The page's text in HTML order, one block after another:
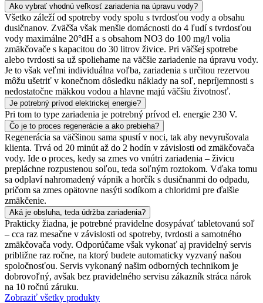
Ako vybrať vhodnú veľkosť zariadenia na úpravu vody?
Všetko záleží od spotreby vody spolu s tvrdosťou vody a obsahu
dusičnanov. Zväčša však menšie domácnosti do 4 ľudí s tvrdosťou
vody maximálne 20°dH a s obsahom NO3 do 100 mg/l volia
zmäkčovače s kapacitou do 30 litrov živice. Pri väčšej spotrebe
alebo tvrdosti sa už spoliehame na väčšie zariadenie na úpravu vody.
Je to však veľmi individuálna voľba, zariadenia s určitou rezervou
môžu ušetriť v konečnom dôsledku náklady na soľ, nepríjemnosti s
nedostatočne mäkkou vodou a hlavne majú väčšiu životnosť.
Je potrebný prívod elektrickej energie?
Pri tom to type zariadenia je potrebný prívod el. energie 230 V.
Čo je to proces regenerácie a ako prebieha?
Regenerácia sa väčšinou sama spustí v noci, tak aby nevyrušovala
klienta. Trvá od 20 minút až do 2 hodín v závislosti od zmäkčovača
vody. Ide o proces, kedy sa zmes vo vnútri zariadenia – živicu
prepláchne rozpustenou soľou, teda soľným roztokom. Vďaka tomu
sa odplaví nahromadený vápnik a horčík s dusičnanmi do odpadu,
pričom sa zmes opätovne nasýti sodíkom a chloridmi pre ďalšie
zmäkčenie.
Aká je obsluha, teda údržba zariadenia?
Prakticky žiadna, je potrebné pravidelne dosypávať tabletovanú soľ
– cca raz mesačne v závislosti od spotreby, tvrdosti a samotného
zmäkčovača vody. Odporúčame však vykonať aj pravidelný servis
približne raz ročne, na ktorý budete automaticky vyzvaný našou
spoločnosťou. Servis vykonaný našim odborných technikom je
dobrovoľný, avšak bez pravidelného servisu zákazník stráca nárok
na 10 ročnú záruku.
Zobraziť všetky produkty